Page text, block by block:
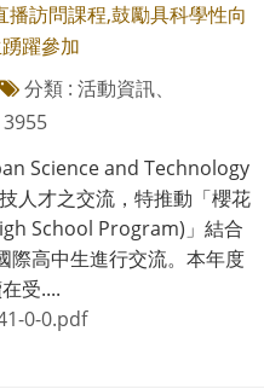
訪問課程,鼓勵具科學性向
躍參加
分類 : 活動資訊、
Science and Technology
人才之交流，特推動「櫻花
School Program)」結合
際高中生進行交流。本年度
受....
0-0.pdf